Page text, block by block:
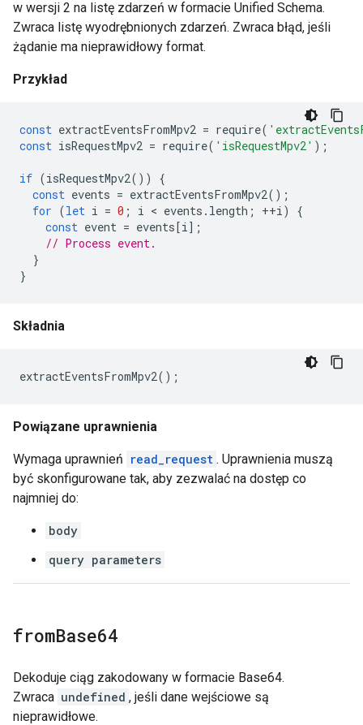
w wersji 2 na listę zdarzeń w formacie Unified Schema.
Zwraca listę wyodrębnionych zdarzeń. Zwraca błąd, jeśli
żądanie ma nieprawidłowy format.
Przykład
const extractEventsFromMpv2 = require(
const isRequestMpv2 = require( 'isRequestMpv2' );
if (isRequestMpv2())
{
const events = extractEventsFromMpv2();
for (let i = 0 ; i < events . length ; ++i)
{
const event = events[i];
// Process event.
}
}
Składnia
extractEventsFromMpv2();
Powiązane uprawnienia
Wymaga uprawnień read_request . Uprawnienia muszą
być skonfigurowane tak, aby zezwalać na dostęp co
najmniej do:
body
query parameters
fromBase64
Dekoduje ciąg zakodowany w formacie Base64.
Zwraca undefined , jeśli dane wejściowe są
nieprawidłowe.